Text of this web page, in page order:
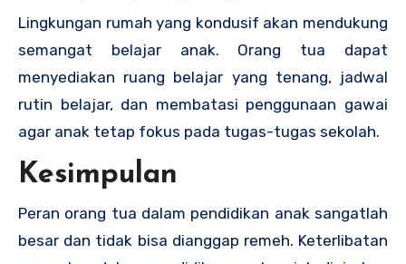
Lingkungan rumah yang kondusif akan mendukung
semangat belajar anak. Orang tua dapat
menyediakan ruang belajar yang tenang, jadwal
rutin belajar, dan membatasi penggunaan gawai
agar anak tetap fokus pada tugas-tugas sekolah.
Kesimpulan
Peran orang tua dalam pendidikan anak sangatlah
besar dan tidak bisa dianggap remeh. Keterlibatan